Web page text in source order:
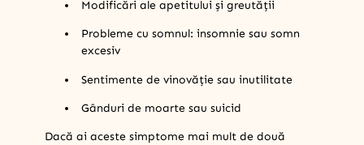
Modificări ale apetitului și greutății
Probleme cu somnul: insomnie sau somn
excesiv
Sentimente de vinovăție sau inutilitate
Gânduri de moarte sau suicid
Dacă ai aceste simptome mai mult de două